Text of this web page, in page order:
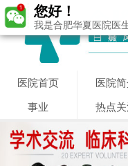
医院首页 医院
事业 热点
您好！
我是合肥华夏医院医